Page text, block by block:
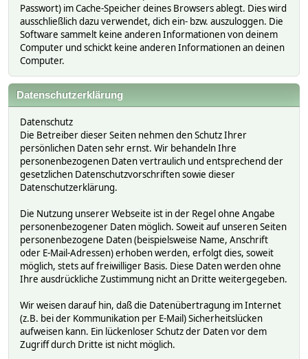
Passwort) im Cache-Speicher deines Browsers ablegt. Dies wird
ausschließlich dazu verwendet, dich ein- bzw. auszuloggen. Die
Software sammelt keine anderen Informationen von deinem
Computer und schickt keine anderen Informationen an deinen
Computer.
Datenschutzerklärung
Datenschutz
Die Betreiber dieser Seiten nehmen den Schutz Ihrer
persönlichen Daten sehr ernst. Wir behandeln Ihre
personenbezogenen Daten vertraulich und entsprechend der
gesetzlichen Datenschutzvorschriften sowie dieser
Datenschutzerklärung.
Die Nutzung unserer Webseite ist in der Regel ohne Angabe
personenbezogener Daten möglich. Soweit auf unseren Seiten
personenbezogene Daten (beispielsweise Name, Anschrift
oder E-Mail-Adressen) erhoben werden, erfolgt dies, soweit
möglich, stets auf freiwilliger Basis. Diese Daten werden ohne
Ihre ausdrückliche Zustimmung nicht an Dritte weitergegeben.
Wir weisen darauf hin, daß die Datenübertragung im Internet
(z.B. bei der Kommunikation per E-Mail) Sicherheitslücken
aufweisen kann. Ein lückenloser Schutz der Daten vor dem
Zugriff durch Dritte ist nicht möglich.